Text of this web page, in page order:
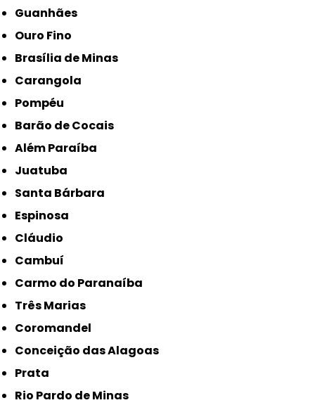
Guanhães
Ouro Fino
Brasília de Minas
Carangola
Pompéu
Barão de Cocais
Além Paraíba
Juatuba
Santa Bárbara
Espinosa
Cláudio
Cambuí
Carmo do Paranaíba
Três Marias
Coromandel
Conceição das Alagoas
Prata
Rio Pardo de Minas